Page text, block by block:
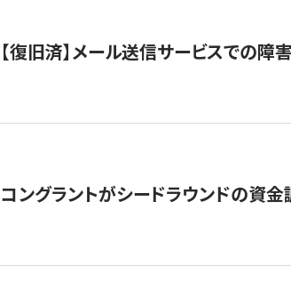
【復旧済】メール送信サービスでの
コングラントがシードラウンドの資